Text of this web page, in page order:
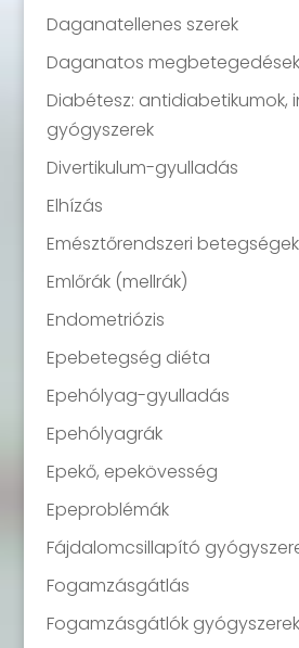
Daganatellenes szerek
Daganatos megbetegedések
Diabétesz: antidiabetikumok,
gyógyszerek
Divertikulum-gyulladás
Elhízás
Emésztőrendszeri betegségek
Emlőrák (mellrák)
Endometriózis
Epebetegség diéta
Epehólyag-gyulladás
Epehólyagrák
Epekő, epekövesség
Epeproblémák
Fájdalomcsillapító
Fogamzásgátlás
Fogamzásgátlók gyógyszerek